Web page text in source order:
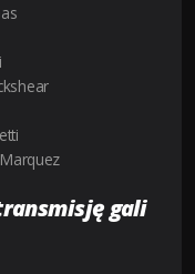
gali